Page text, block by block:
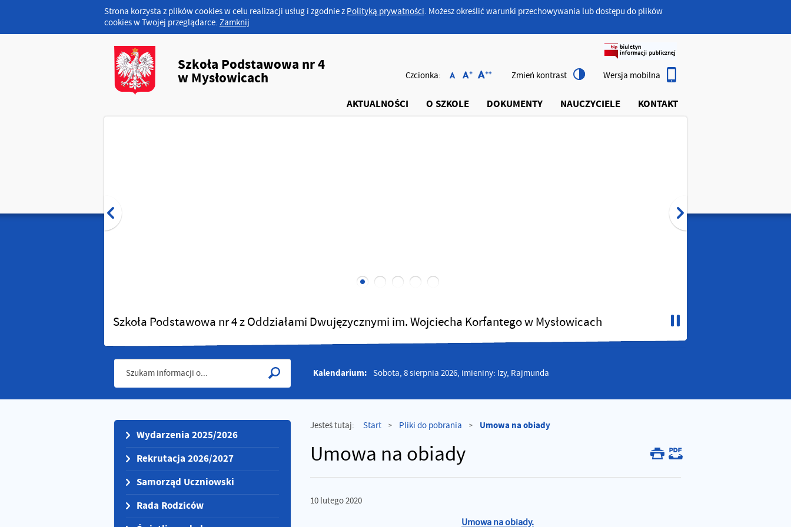
Strona korzysta z plików cookies w celu realizacji usług i zgodnie z Polityką prywatności. Możesz określić warunki przechowywania lub dostępu do plików
cookies w Twojej przeglądarce. Zamknij
Szkoła Podstawowa nr 4
w Mysłowicach Czcionka: Zmień kontrast Wersja mobilna
AKTUALNOŚCI O SZKOLE DOKUMENTY NAUCZYCIELE KONTAKT
Szkoła Podstawowa nr 4 z Oddziałami Dwujęzycznymi im. Wojciecha Korfantego w Mysłowicach
Kalendarium: Sobota, 8 sierpnia 2026, imieniny: Izy, Rajmunda
Wydarzenia 2025/2026
Rekrutacja 2026/2027
Samorząd Uczniowski
Rada Rodziców
Jesteś tutaj: Start > Pliki do pobrania > Umowa na obiady
Umowa na obiady
10 lutego2020
Umowa na obiady.